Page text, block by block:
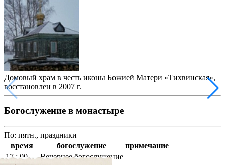
Домовый храм в честь иконы Божией Матери «Тихвинская»,
восстановлен в 2007 г.
Богослужение в монастыре
По: пятн., праздники
время
богослужение
примечание
17 : 00
Вечернее богослужение